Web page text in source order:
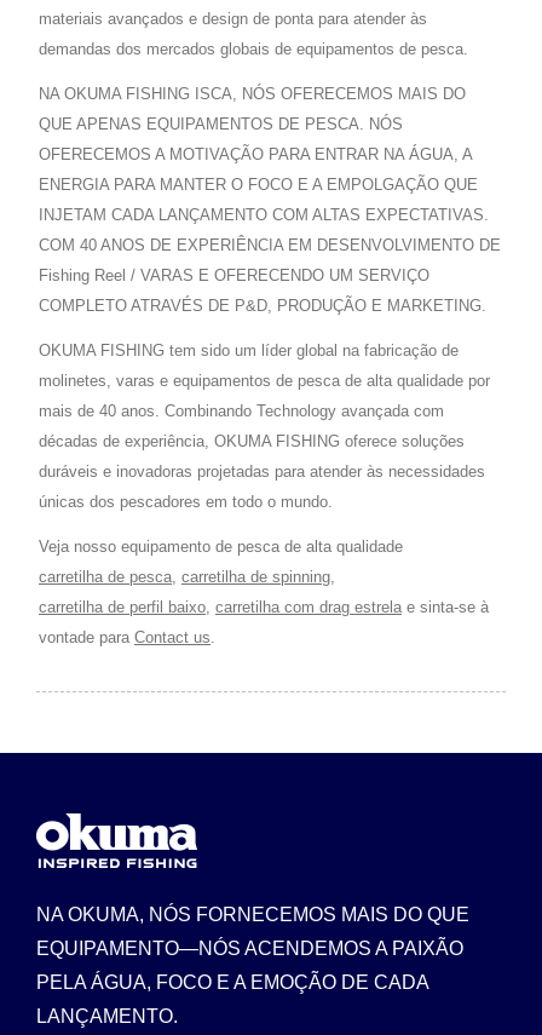
materiais avançados e design de ponta para atender às
demandas dos mercados globais de equipamentos de pesca.
NA OKUMA FISHING ISCA, NÓS OFERECEMOS MAIS DO
QUE APENAS EQUIPAMENTOS DE PESCA. NÓS
OFERECEMOS A MOTIVAÇÃO PARA ENTRAR NA ÁGUA, A
ENERGIA PARA MANTER O FOCO E A EMPOLGAÇÃO QUE
INJETAM CADA LANÇAMENTO COM ALTAS EXPECTATIVAS.
COM 40 ANOS DE EXPERIÊNCIA EM DESENVOLVIMENTO DE
Fishing Reel / VARAS E OFERECENDO UM SERVIÇO
COMPLETO ATRAVÉS DE P&D, PRODUÇÃO E MARKETING.
OKUMA FISHING tem sido um líder global na fabricação de
molinetes, varas e equipamentos de pesca de alta qualidade por
mais de 40 anos. Combinando Technology avançada com
décadas de experiência, OKUMA FISHING oferece soluções
duráveis e inovadoras projetadas para atender às necessidades
únicas dos pescadores em todo o mundo.
Veja nosso equipamento de pesca de alta qualidade
carretilha de pesca, carretilha de spinning,
carretilha de perfil baixo, carretilha com drag estrelae sinta-se à
vontade para Contact us.
NA OKUMA, NÓS FORNECEMOS MAIS DO QUE
EQUIPAMENTO—NÓS ACENDEMOS A PAIXÃO
PELA ÁGUA, FOCO E A EMOÇÃO DE CADA
LANÇAMENTO.